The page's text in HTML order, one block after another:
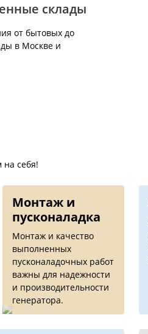
склады
от бытовых до
в Москве и
на себя!
Монтаж и
пусконаладка
Монтаж и качество
выполненных
пусконаладочных работ
важны для надежности
и производительности
генератора.